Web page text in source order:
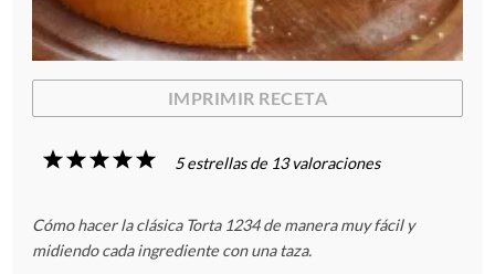
IMPRIMIR RECETA
5
s
4
s
3
s
2
s
1
s
5estrellas de 13valoraciones
Cómo hacer la clásica Torta 1234 de manera muy fácil y
midiendo cada ingrediente con una taza.